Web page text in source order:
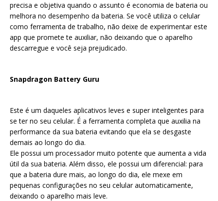
precisa e objetiva quando o assunto é economia de bateria ou
melhora no desempenho da bateria. Se você utiliza o celular
como ferramenta de trabalho, não deixe de experimentar este
app que promete te auxiliar, não deixando que o aparelho
descarregue e você seja prejudicado.
Snapdragon Battery Guru
Este é um daqueles aplicativos leves e super inteligentes para
se ter no seu celular. É a ferramenta completa que auxilia na
performance da sua bateria evitando que ela se desgaste
demais ao longo do dia.
Ele possui um processador muito potente que aumenta a vida
útil da sua bateria. Além disso, ele possui um diferencial: para
que a bateria dure mais, ao longo do dia, ele mexe em
pequenas configurações no seu celular automaticamente,
deixando o aparelho mais leve.